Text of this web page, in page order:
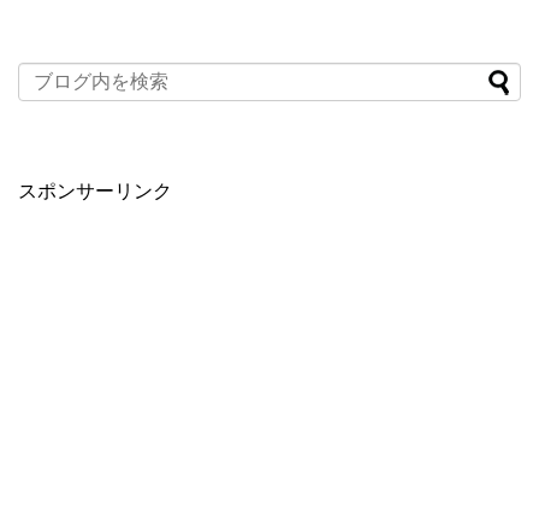
スポンサーリンク